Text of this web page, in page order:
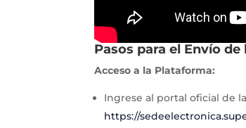
Pasos para el Envío
Acceso a la Plataforma:
Ingrese al portal oficial de
https://